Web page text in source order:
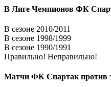
В Лиге Чемпионов ФК
В сезоне 2010/2011
В сезоне 1998/1999
В сезоне 1990/1991
Правильно! Неправильно!
Матчи ФК Спартак против